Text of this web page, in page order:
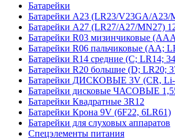
Батарейки
Батарейки A23 (LR23/V23GA/A23/
Батарейки A27 (LR27/A27/MN27)
Батарейки R03 мизинчиковые
Батарейки R06 пальчиковые (AA;
Батарейки R14 средние (C; LR14;
Батарейки R20 большие (D; LR20;
Батарейки ДИСКОВЫЕ 3V (CR,
Батарейки дисковые ЧАСОВЫЕ
Батарейки Квадратные 3R12
Батарейки Крона 9V (6F22, 6LR61)
Батарейки для слуховых аппаратов
Спецэлементы питания